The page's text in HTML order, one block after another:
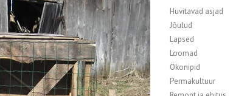
Huvitavad asjad
Jõulud
Lapsed
Loomad
Ökonipid
Permakultuur